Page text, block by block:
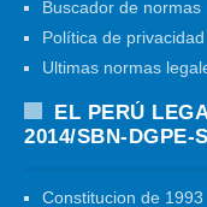
Buscador de normas
Política de privacidad
Ultimas normas
EL PERÚ
2014/SBN-DGPE-
Constitucion de 1993